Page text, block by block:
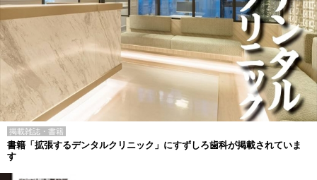
掲載雑誌・書籍
書籍「拡張するデンタルクリニック」にすずしろ歯科が掲載されていま
す